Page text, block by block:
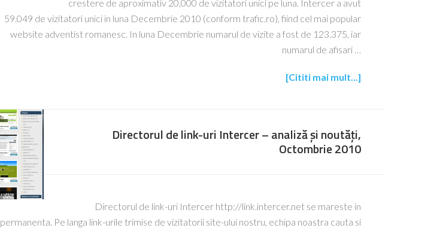
crestere de aproximativ 20,000 de vizitatori unici pe luna. Intercer a avut
59.049 de vizitatori unici in luna Decembrie 2010 (conform trafic.ro), fiind cel mai popular
website adventist romanesc. In luna Decembrie numarul de vizite a fost de 123.375, iar
numarul de afisari …
[Cititi mai mult...]
Directorul de link-uri Intercer – analiză și noutăți,
Octombrie 2010
Directorul de link-uri Intercer http://link.intercer.net se mareste in
permanenta. Pe langa link-urile trimise de vizitatorii site-ului nostru, echipa noastra cauta si